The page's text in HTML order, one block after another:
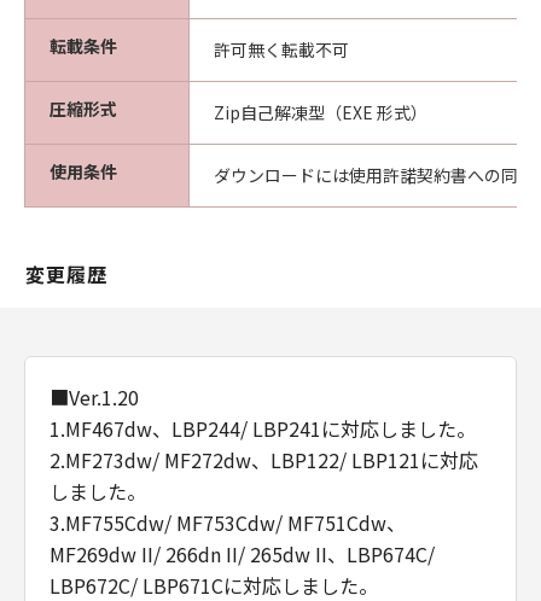
転載条件 許可無く転載不可
圧縮形式 Zip自己解凍型（EXE 形式）
使用条件 ダウンロードには使用許諾契約書への同意
変更履歴
■Ver.1.20
1.MF467dw、LBP244/ LBP241に対応しました。
2.MF273dw/ MF272dw、LBP122/ LBP121に対応
しました。
3.MF755Cdw/ MF753Cdw/ MF751Cdw、
MF269dw II/ 266dn II/ 265dw II、LBP674C/
LBP672C/ LBP671Cに対応しました。